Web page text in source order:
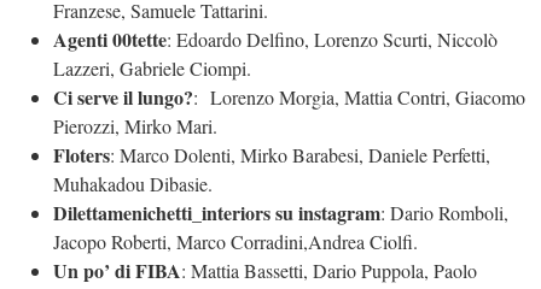
Franzese, Samuele Tattarini.
Agenti 00tette: Edoardo Delfino, Lorenzo Scurti, Niccolò
Lazzeri, Gabriele Ciompi.
Ci serve il lungo?: Lorenzo Morgia, Mattia Contri, Giacomo
Pierozzi, Mirko Mari.
Floters: Marco Dolenti, Mirko Barabesi, Daniele Perfetti,
Muhakadou Dibasie.
Dilettamenichetti_interiors su instagram: Dario Romboli,
Jacopo Roberti, Marco Corradini,Andrea Ciolfi.
Un po’ di FIBA: Mattia Bassetti, Dario Puppola, Paolo